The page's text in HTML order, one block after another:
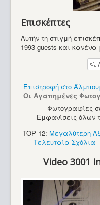
Επισκέπτες
Αυτήν τη στιγμή
1993 guests και κανένα
Επιστροφή στο
Οι Αγαπημένες
Φωτογραφίες
Εμφανίσεις όλων
TOP 12: Μεγαλύτερη
Τελευταία Σχόλια -
Video 3001